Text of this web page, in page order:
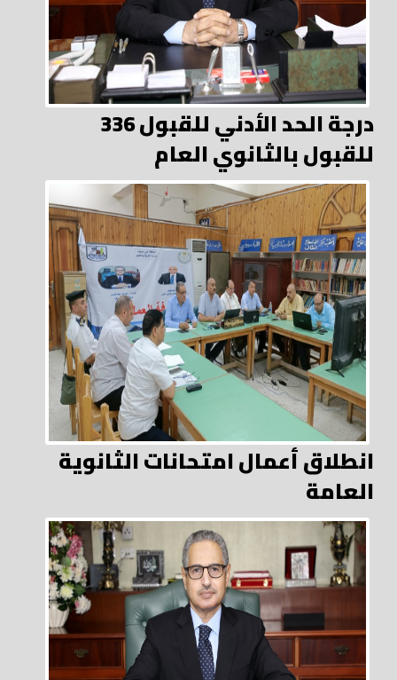
336 درجة الحد الأدني للقبول
للقبول بالثانوي العام
انطلاق أعمال امتحانات الثانوية
العامة